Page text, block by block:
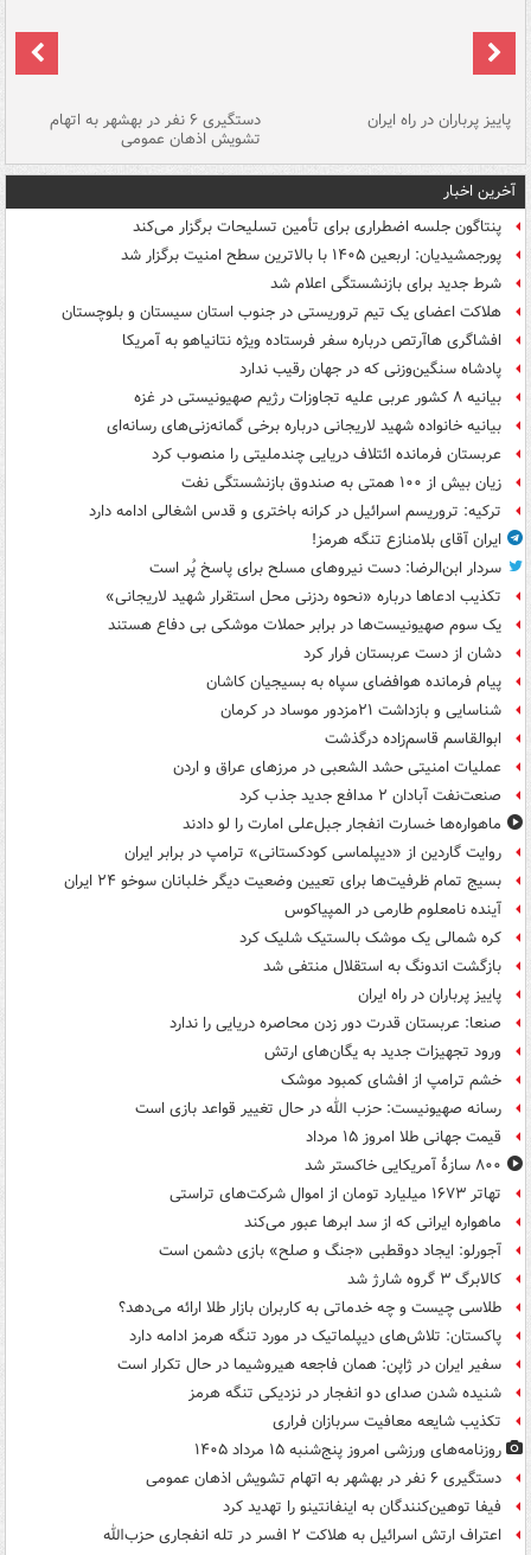
پاییز پرباران در راه ایران دستگیری ۶ نفر در بهشهر به اتهام
تشویش اذهان عمومی
آخرین اخبار
پنتاگون جلسه اضطراری برای تأمین تسلیحات برگزار می‌کند
پورجمشیدیان: اربعین ۱۴۰۵ با بالاترین سطح امنیت برگزار شد
شرط جدید برای بازنشستگی اعلام شد
هلاکت اعضای یک تیم تروریستی در جنوب استان سیستان و بلوچستان
افشاگری هاآرتص درباره سفر فرستاده ویژه نتانیاهو به آمریکا
پادشاه سنگین‌وزنی که در جهان رقیب ندارد
بیانیه ۸ کشور عربی علیه تجاوزات رژیم صهیونیستی در غزه
بیانیه خانواده شهید لاریجانی درباره برخی گمانه‌زنی‌های رسانه‌ای
عربستان فرمانده ائتلاف دریایی چندملیتی را منصوب کرد
زیان بیش از ۱۰۰ همتی به صندوق‌ بازنشستگی نفت
ترکیه: تروریسم اسرائیل در کرانه باختری و قدس اشغالی ادامه دارد
ایران آقای بلامنازع تنگه هرمز!
سردار ابن‌الرضا: دست نیروهای مسلح برای پاسخ پُر است
تکذیب ادعاها درباره «نحوه ردزنی محل استقرار شهید لاریجانی»
یک‌ سوم صهیونیست‌ها در برابر حملات موشکی بی دفاع هستند
دشان از دست عربستان فرار کرد
پیام فرمانده هوافضای سپاه به بسیجیان کاشان
شناسایی و بازداشت ۲۱مزدور موساد در کرمان
ابوالقاسم قاسم‌زاده درگذشت
عملیات امنیتی حشد الشعبی در مرزهای عراق و اردن
صنعت‌نفت آبادان ۲ مدافع جدید جذب کرد
ماهواره‌ها خسارت انفجار جبل‌علی امارت را لو دادند
روایت گاردین از «دیپلماسی کودکستانی» ترامپ در برابر ایران
بسیج تمام ظرفیت‌ها برای تعیین وضعیت دیگر خلبانان سوخو ۲۴ ایران
آینده نامعلوم طارمی در المپیاکوس
کره شمالی یک موشک بالستیک شلیک کرد
بازگشت اندونگ به استقلال منتفی شد
پاییز پرباران در راه ایران
صنعا: عربستان قدرت دور زدن محاصره دریایی را ندارد
ورود تجهیزات جدید به یگان‌های ارتش
خشم ترامپ از افشای کمبود موشک
رسانه صهیونیست: حزب الله در حال تغییر قواعد بازی است
قیمت جهانی طلا امروز ۱۵ مرداد
۸۰۰ سازۀ آمریکایی خاکستر شد
تهاتر ۱۶۷۳ میلیارد تومان از اموال شرکت‌های تراستی
ماهواره ایرانی که از سد ابرها عبور می‌کند
آجورلو: ایجاد دوقطبی «جنگ و صلح‌» بازی دشمن است
کالابرگ ۳ گروه شارژ شد
طلاسی چیست و چه خدماتی به کاربران بازار طلا ارائه می‌دهد؟
پاکستان: تلاش‌های دیپلماتیک در مورد تنگه هرمز ادامه دارد
سفیر ایران در ژاپن: همان فاجعه هیروشیما در حال تکرار است
شنیده شدن صدای دو انفجار در نزدیکی تنگه هرمز
تکذیب شایعه معافیت سربازان فراری
روزنامه‌های ورزشی امروز پنج‌شنبه ۱۵ مرداد ۱۴۰۵
دستگیری ۶ نفر در بهشهر به اتهام تشویش اذهان عمومی
فیفا توهین‌کنندگان به اینفانتینو را تهدید کرد
اعتراف ارتش اسرائیل به هلاکت ۲ افسر در تله انفجاری حزب‌الله